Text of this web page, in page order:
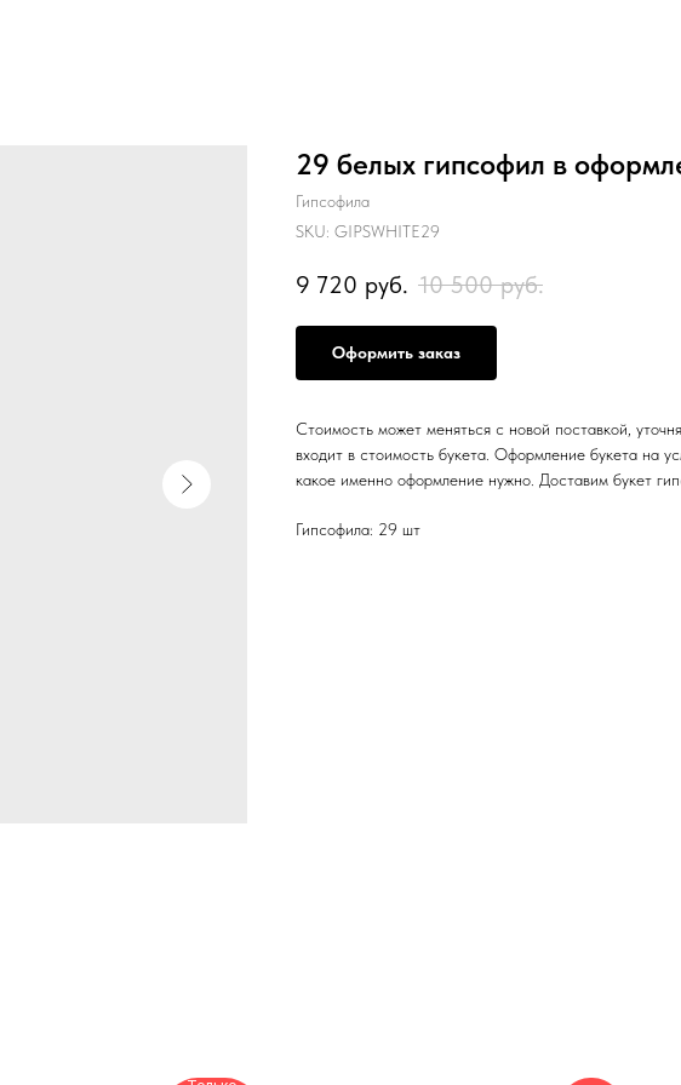
29 белых гипсофил в
Гипсофила
SKU: GIPSWHITE29
9 720 руб. 10 500 руб.
Оформить заказ
Стоимость может меняться с новой поставкой,
входит в стоимость букета. Оформление букета на
какое именно оформление нужно. Доставим букет
Гипсофила: 29 шт